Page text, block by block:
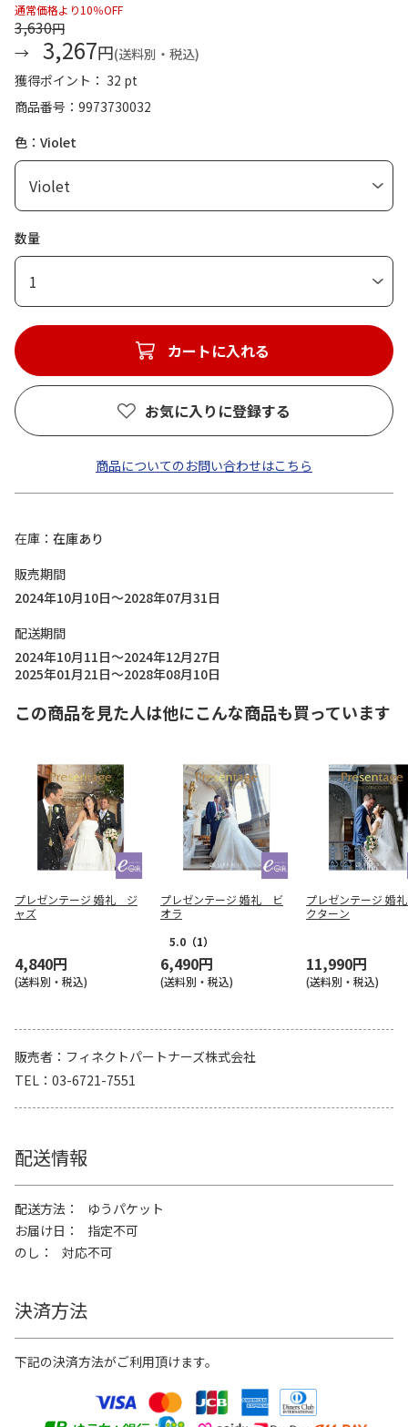
通常価格より10％OFF
3,630円
3,267円(送料別・税込)
獲得ポイント： 32 pt
商品番号
9973730032
色：Violet
数量
1
カートに入れる
お気に入りに登録する
商品についてのお問い合わせはこちら
在庫
在庫あり
販売期間
2024年10月10日～2028年07月31日
配送期間
2024年10月11日～2024年12月27日
2025年01月21日～2028年08月10日
この商品を見た人は他にこんな商品も買っています
プレゼンテージ 婚礼 ジ
ャズ
4,840円
(送料別・税込)
プレゼンテージ 婚礼 ビ
オラ
5.0 （1）
6,490円
(送料別・税込)
プレゼンテージ 婚
クターン
11,990円
(送料別・税込)
販売者
フィネクトパートナーズ株式会社
TEL
03-6721-7551
配送情報
配送方法
ゆうパケット
お届け日
指定不可
のし
対応不可
決済方法
下記の決済方法がご利用頂けます。